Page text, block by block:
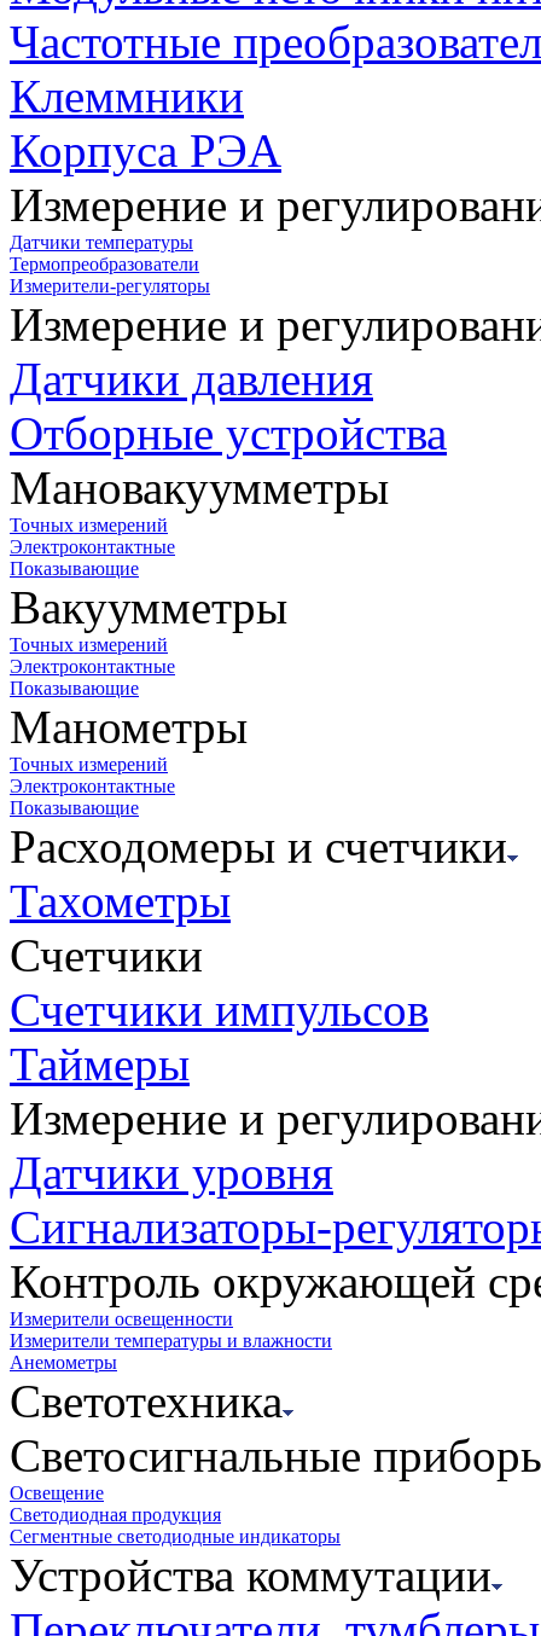
Частотные
Клеммники
Корпуса РЭА
Измерение и
Датчики температуры
Термопреобразователи
Измерители-регуляторы
Измерение и
Датчики давления
Отборные устройства
Мановакуумметры
Точных измерений
Электроконтактные
Показывающие
Вакуумметры
Точных измерений
Электроконтактные
Показывающие
Манометры
Точных измерений
Электроконтактные
Показывающие
Расходомеры и счетчики
Тахометры
Счетчики
Счетчики импульсов
Таймеры
Измерение и
Датчики уровня
Сигнализаторы-
Контроль окружающей
Измерители освещенности
Измерители температуры и влажности
Анемометры
Светотехника
Светосигнальные
Освещение
Светодиодная продукция
Сегментные светодиодные индикаторы
Устройства коммутации